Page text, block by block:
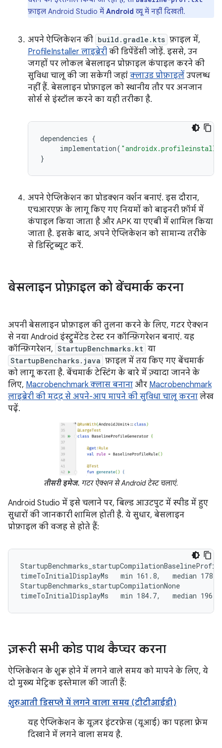
फ़ाइल Android Studio में Android व्यू में नहीं दिखती.
अपने ऐप्लिकेशन की build.gradle.kts फ़ाइल में,
ProfileInstaller लाइब्रेरी की डिपेंडेंसी जोड़ें. इससे, उन
जगहों पर लोकल बेसलाइन प्रोफ़ाइल कंपाइल करने की
सुविधा चालू की जा सकेगी जहां क्लाउड प्रोफ़ाइलें उपलब्ध
नहीं हैं. बेसलाइन प्रोफ़ाइल को स्थानीय तौर पर अनजान
सोर्स से इंस्टॉल करने का यही तरीका है.
dependencies {
implementation(
}
अपने ऐप्लिकेशन का प्रोडक्शन वर्शन बनाएं. इस दौरान,
एचआरएफ़ के लागू किए गए नियमों को बाइनरी फ़ॉर्म में
कंपाइल किया जाता है और APK या एएबी में शामिल किया
जाता है. इसके बाद, अपने ऐप्लिकेशन को सामान्य तरीके
से डिस्ट्रिब्यूट करें.
बेसलाइन प्रोफ़ाइल को बेंचमार्क करना
अपनी बेसलाइन प्रोफ़ाइल की तुलना करने के लिए, गटर ऐक्शन
से नया Android इंस्ट्रुमेंटेड टेस्ट रन कॉन्फ़िगरेशन बनाएं. यह
कॉन्फ़िगरेशन, StartupBenchmarks.kt या
StartupBencharks.java फ़ाइल में तय किए गए बेंचमार्क
को लागू करता है. बेंचमार्क टेस्टिंग के बारे में ज़्यादा जानने के
लिए, Macrobenchmark क्लास बनाना और Macrobenchmark
लाइब्रेरी की मदद से अपने-आप मापने की सुविधा चालू करना लेख
पढ़ें.
तीसरी इमेज. गटर ऐक्शन से Android टेस्ट चलाएं.
Android Studio में इसे चलाने पर, बिल्ड आउटपुट में स्पीड में हुए
सुधारों की जानकारी शामिल होती है. ये सुधार, बेसलाइन
प्रोफ़ाइल की वजह से होते हैं:
timeToInitialDisplayMs   min 161.8,   median
StartupBenchmarks_startupCompilationNone
timeToInitialDisplayMs   min 184.7,   median
ज़रूरी सभी कोड पाथ कैप्चर करना
ऐप्लिकेशन के शुरू होने में लगने वाले समय को मापने के लिए, ये
दो मुख्य मेट्रिक इस्तेमाल की जाती हैं:
शुरुआती डिसप्ले में लगने वाला समय (टीटीआईडी)
यह ऐप्लिकेशन के यूज़र इंटरफ़ेस (यूआई) का पहला फ़्रेम
दिखाने में लगने वाला समय है.